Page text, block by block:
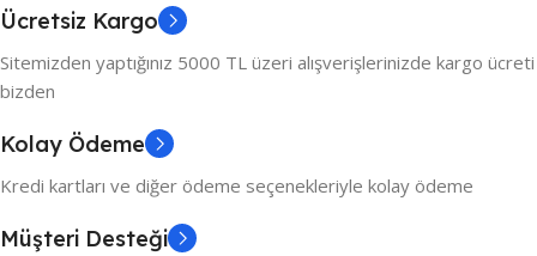
Ücretsiz Kargo
Sitemizden yaptığınız 5000 TL üzeri alışverişlerinizde kargo ücreti
bizden
Kolay Ödeme
Kredi kartları ve diğer ödeme seçenekleriyle kolay ödeme
Müşteri Desteği